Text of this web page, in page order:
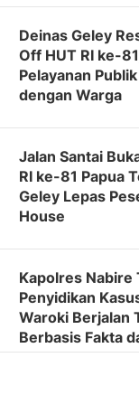
Deinas Geley
Off HUT RI ke-
Pelayanan
dengan Warga
Jalan Santai
RI ke-81 Papua
Geley Lepas
House
Kapolres Nabire
Penyidikan
Waroki Berjalan
Berbasis Fakta